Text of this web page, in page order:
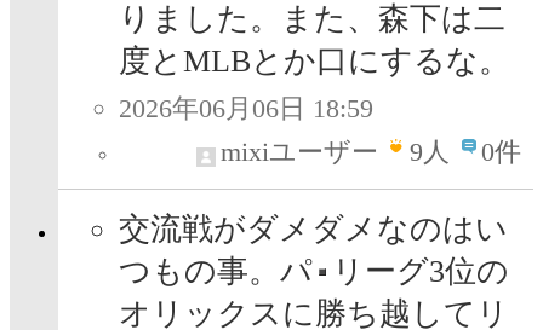
りました。また、森下は二
度とMLBとか口にするな。
2026年06月06日 18:59
mixiユーザー
9人 0件
交流戦がダメダメなのはい
つもの事。パ
リーグ3位の
オリックスに勝ち越してリ